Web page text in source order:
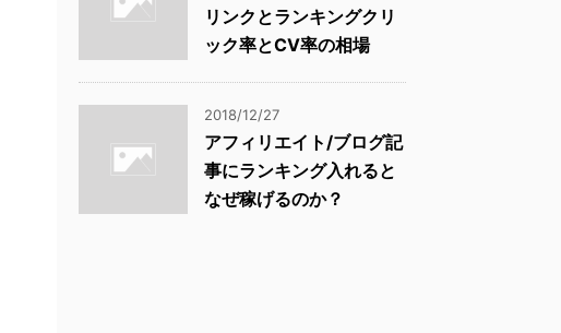
リンクとランキングクリ
ック率とCV率の相場
2018/12/27
アフィリエイト/ブログ記
事にランキング入れると
なぜ稼げるのか？